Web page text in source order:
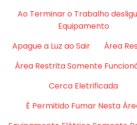
Ao Terminar o Trabalho
Equipamento
Apague a Luz ao Sair
Área
Área Restrita Somente
Cerca Eletrificada
É Permitido Fumar Nesta